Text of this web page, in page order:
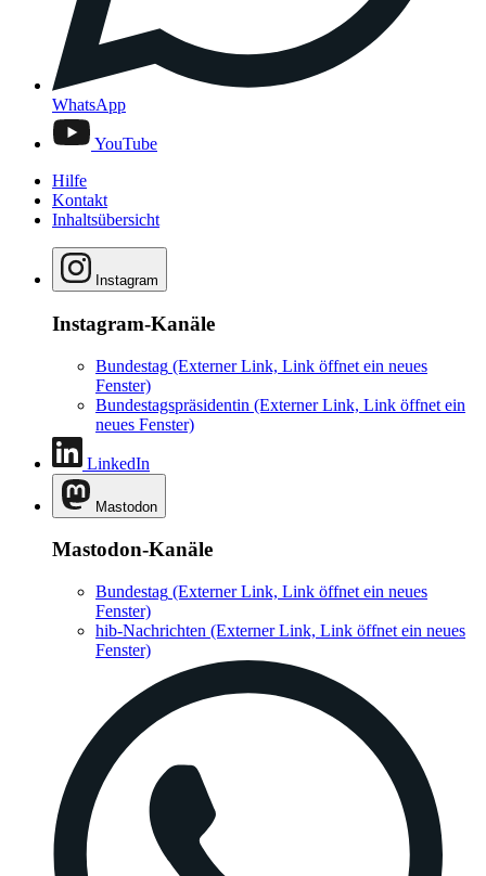
WhatsApp
YouTube
Hilfe
Kontakt
Inhaltsübersicht
Instagram
Instagram-Kanäle
Bundestag (Externer Link, Link öffnet ein neues
Fenster)
Bundestagspräsidentin (Externer Link, Link öffnet ein
neues Fenster)
LinkedIn
Mastodon
Mastodon-Kanäle
Bundestag (Externer Link, Link öffnet ein neues
Fenster)
hib-Nachrichten (Externer Link, Link öffnet ein neues
Fenster)